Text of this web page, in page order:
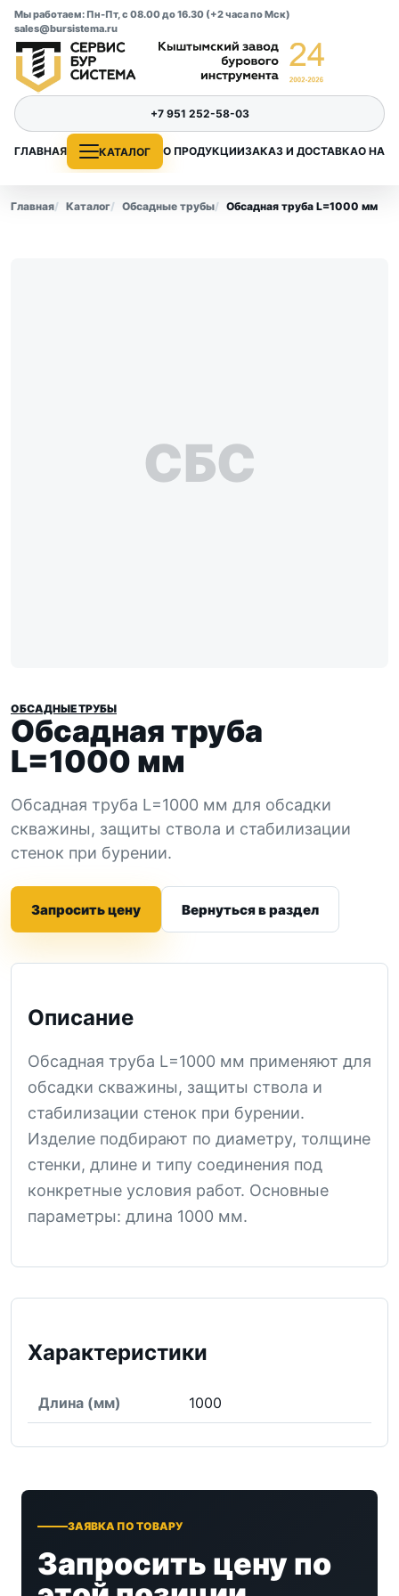
Мы работаем: Пн-Пт, с 08.00 до 16.30 (+2 часа по Мск)
sales@bursistema.ru
ГЛАВНАЯ КАТАЛОГ О ПРОДУКЦИИЗАКАЗ И ДОСТАВКАО НАС
+7 951 252-58-03
Главная Каталог Обсадные трубы Обсадная труба L=1000 мм
СБС
ОБСАДНЫЕ ТРУБЫ
Обсадная труба
L=1000 мм
Обсадная труба L=1000 мм для обсадки
скважины, защиты ствола и стабилизации
стенок при бурении.
Запросить цену Вернуться в раздел
Описание
Обсадная труба L=1000 мм применяют для
обсадки скважины, защиты ствола и
стабилизации стенок при бурении.
Изделие подбирают по диаметру, толщине
стенки, длине и типу соединения под
конкретные условия работ. Основные
параметры: длина 1000 мм.
Характеристики
Длина (мм) 1000
ЗАЯВКА ПО ТОВАРУ
Запросить цену по